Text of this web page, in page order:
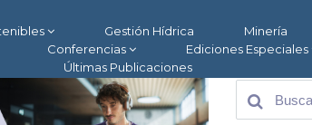
Gestión Hídrica Minería
Conferencias Ediciones Especiales
Últimas Publicaciones